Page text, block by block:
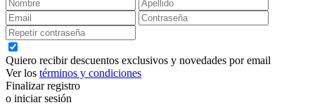
Quiero recibir descuentos exclusivos y novedades por email
Ver los términos y condiciones
Finalizar registro
o iniciar sesión